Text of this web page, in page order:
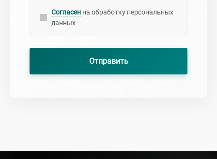
Согласен на обработку персональных
данных
Отправить